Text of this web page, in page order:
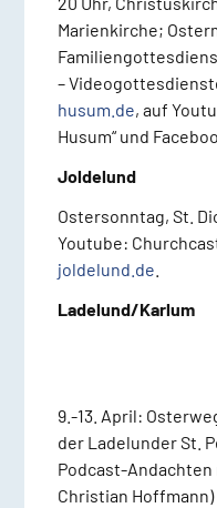
Marienkirche;
–
husum.de, auf
Husum“ und
Joldelund
Ostersonntag, St.
Youtube:
joldelund.de
Ladelund/Karlum
9.-13. April:
der Ladelunder St.
Podcast-
Christian